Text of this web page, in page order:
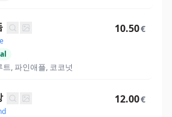
, 파인애플, 코코넛
10.50€
12.00€